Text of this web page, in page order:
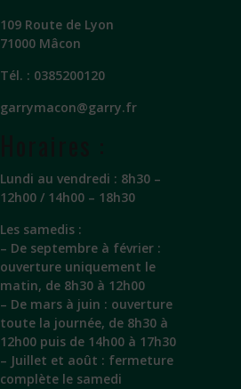
109 Route de Lyon
71000 Mâcon
Tél. : 0385200120
garrymacon@garry.fr
Lundi au vendredi : 8h30 –
12h00 / 14h00 – 18h30
Les samedis :
– De septembre à février :
ouverture uniquement le
matin, de 8h30 à 12h00
– De mars à juin : ouverture
toute la journée, de 8h30 à
12h00 puis de 14h00 à 17h30
– Juillet et août : fermeture
complète le samedi